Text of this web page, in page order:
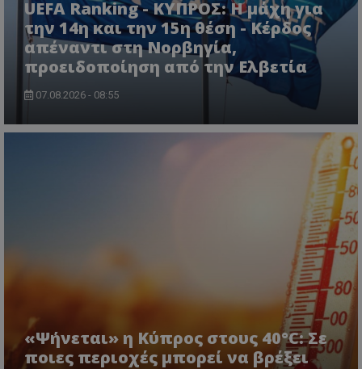
UEFA Ranking - ΚΥΠΡΟΣ: Η μάχη για
την 14η και την 15η θέση - Κέρδος
απέναντι στη Νορβηγία,
προειδοποίηση από την Ελβετία
07.08.2026 - 08:55
«Ψήνεται» η Κύπρος στους 40°C: Σε
ποιες περιοχές μπορεί να βρέξει